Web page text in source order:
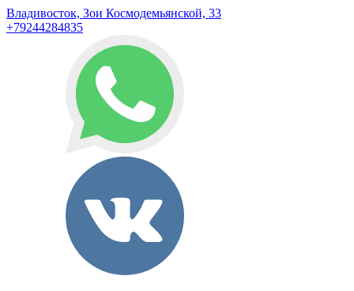
Владивосток, Зои Космодемьянской, 33
+79244284835